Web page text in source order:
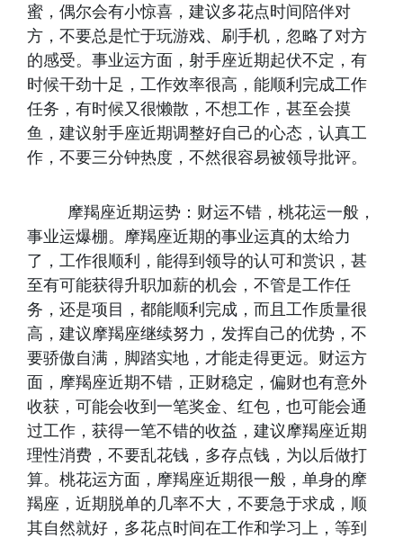
蜜，偶尔会有小惊喜，建议多花点时间陪伴对
方，不要总是忙于玩游戏、刷手机，忽略了对方
的感受。事业运方面，射手座近期起伏不定，有
时候干劲十足，工作效率很高，能顺利完成工作
任务，有时候又很懒散，不想工作，甚至会摸
鱼，建议射手座近期调整好自己的心态，认真工
作，不要三分钟热度，不然很容易被领导批评。
摩羯座近期运势：财运不错，桃花运一般，
事业运爆棚。摩羯座近期的事业运真的太给力
了，工作很顺利，能得到领导的认可和赏识，甚
至有可能获得升职加薪的机会，不管是工作任
务，还是项目，都能顺利完成，而且工作质量很
高，建议摩羯座继续努力，发挥自己的优势，不
要骄傲自满，脚踏实地，才能走得更远。财运方
面，摩羯座近期不错，正财稳定，偏财也有意外
收获，可能会收到一笔奖金、红包，也可能会通
过工作，获得一笔不错的收益，建议摩羯座近期
理性消费，不要乱花钱，多存点钱，为以后做打
算。桃花运方面，摩羯座近期很一般，单身的摩
羯座，近期脱单的几率不大，不要急于求成，顺
其自然就好，多花点时间在工作和学习上，等到